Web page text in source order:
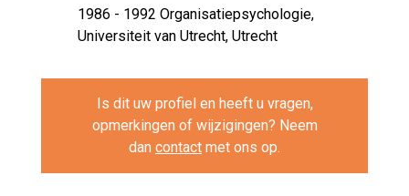
1986 - 1992 Organisatiepsychologie,
Universiteit van Utrecht, Utrecht
Is dit uw profiel en heeft u vragen,
opmerkingen of wijzigingen? Neem
dan contact met ons op.